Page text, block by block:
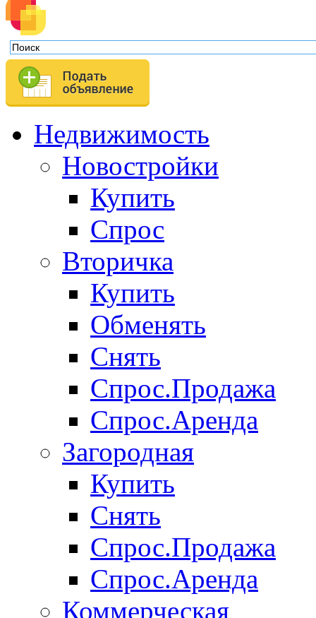
Недвижимость
Новостройки
Купить
Спрос
Вторичка
Купить
Обменять
Снять
Спрос.Продажа
Спрос.Аренда
Загородная
Купить
Снять
Спрос.Продажа
Спрос.Аренда
Коммерческая